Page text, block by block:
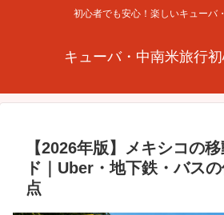
初心者でも安心！楽しいキューバ
キューバ・中南米旅行
【2026年版】メキシコの
ド｜Uber・地下鉄・バス
点